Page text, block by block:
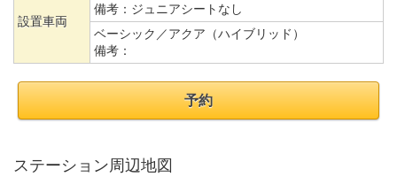
設置車両
備考： ジュニアシートなし
ベーシック／アクア（ハイブリッド）
備考：
予約
ステーション周辺地図